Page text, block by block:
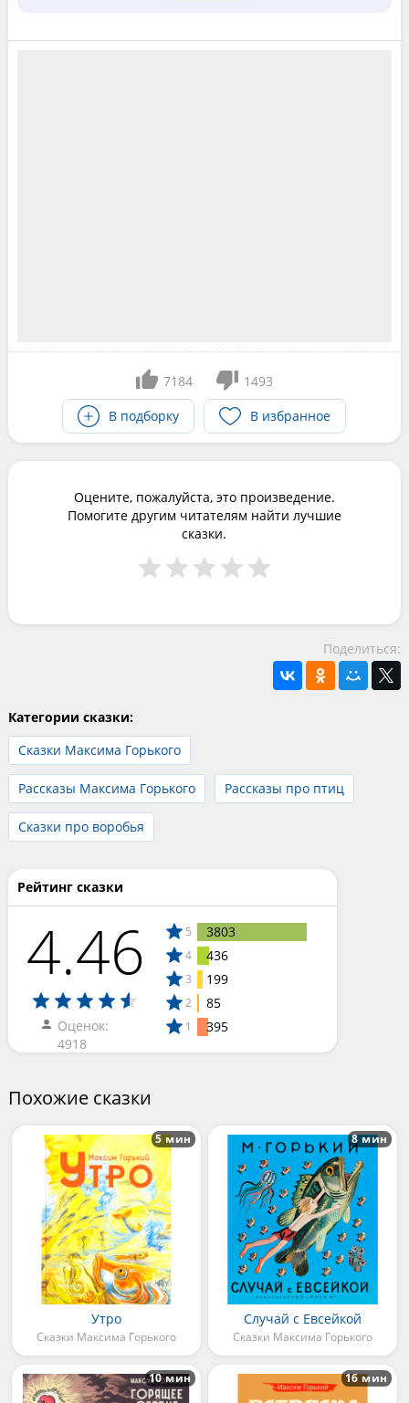
7184
1493
В подборку
В избранное
Оцените, пожалуйста, это произведение.
Помогите другим читателям найти лучшие
сказки.
Поделиться:
Категории сказки:
Сказки Максима Горького
Рассказы Максима Горького Рассказы про птиц
Сказки про воробья
Рейтинг сказки
4.46
Оценок:
4918
5 3803
4 436
3 199
2 85
1 395
Похожие сказки
Утро
Сказки Максима Горького
5 мин
Случай с Евсейкой
Сказки Максима Горького
8 мин
10 мин 16 мин